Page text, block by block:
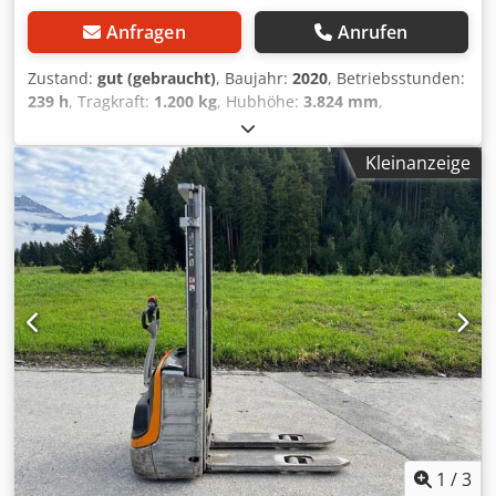
Anfragen Anrufen
Zustand: gut (gebraucht), Baujahr: 2020, Betriebsstunden:
239 h, Tragkraft: 1.200 kg, Hubhöhe: 3.824 mm,
, Masttyp:
mm, Leergewicht:880 kg, Kilometerstand:239 km,
Elektrischer Hochhubwagen, Marke Still (Deutschland),
Baujahr 2020, Tragfähigkeit 1.200 kg, Hubhöhe 3.824 mm,
Durchfahrtshöhe 2.465 mm, Betriebsstunden: 239, Batterie
Baujahr 2020, automatisches Befüllsystem, ausgestattet
mit externem Ladegerät. Chedpjzqhn Uefx Agyoa
Kleinanzeige
1 /3